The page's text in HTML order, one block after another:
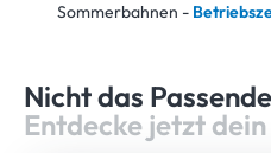
Sommerbahnen -
Nicht das
Entdecke jetzt